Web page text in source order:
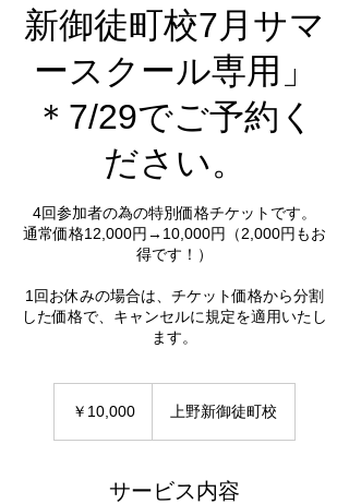
新御徒町校7月サマ
ースクール専用」
＊7/29でご予約く
ださい。
4回参加者の為の特別価格チケットです。
通常価格12,000円→10,000円（2,000円もお
得です！）
1回お休みの場合は、チケット価格から分割
した価格で、キャンセルに規定を適用いたし
ます。
￥10,000 上野新御徒町校
サービス内容